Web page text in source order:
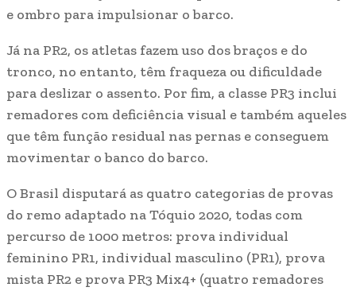
e ombro para impulsionar o barco.
Já na PR2, os atletas fazem uso dos braços e do
tronco, no entanto, têm fraqueza ou dificuldade
para deslizar o assento. Por fim, a classe PR3 inclui
remadores com deficiência visual e também aqueles
que têm função residual nas pernas e conseguem
movimentar o banco do barco.
O Brasil disputará as quatro categorias de provas
do remo adaptado na Tóquio 2020, todas com
percurso de 1000 metros: prova individual
feminino PR1, individual masculino (PR1), prova
mista PR2 e prova PR3 Mix4+ (quatro remadores